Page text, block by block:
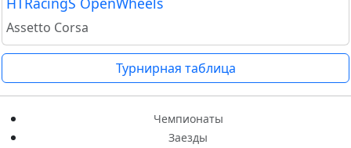
Assetto Corsa
Турнирная таблица
Чемпионаты
Заезды